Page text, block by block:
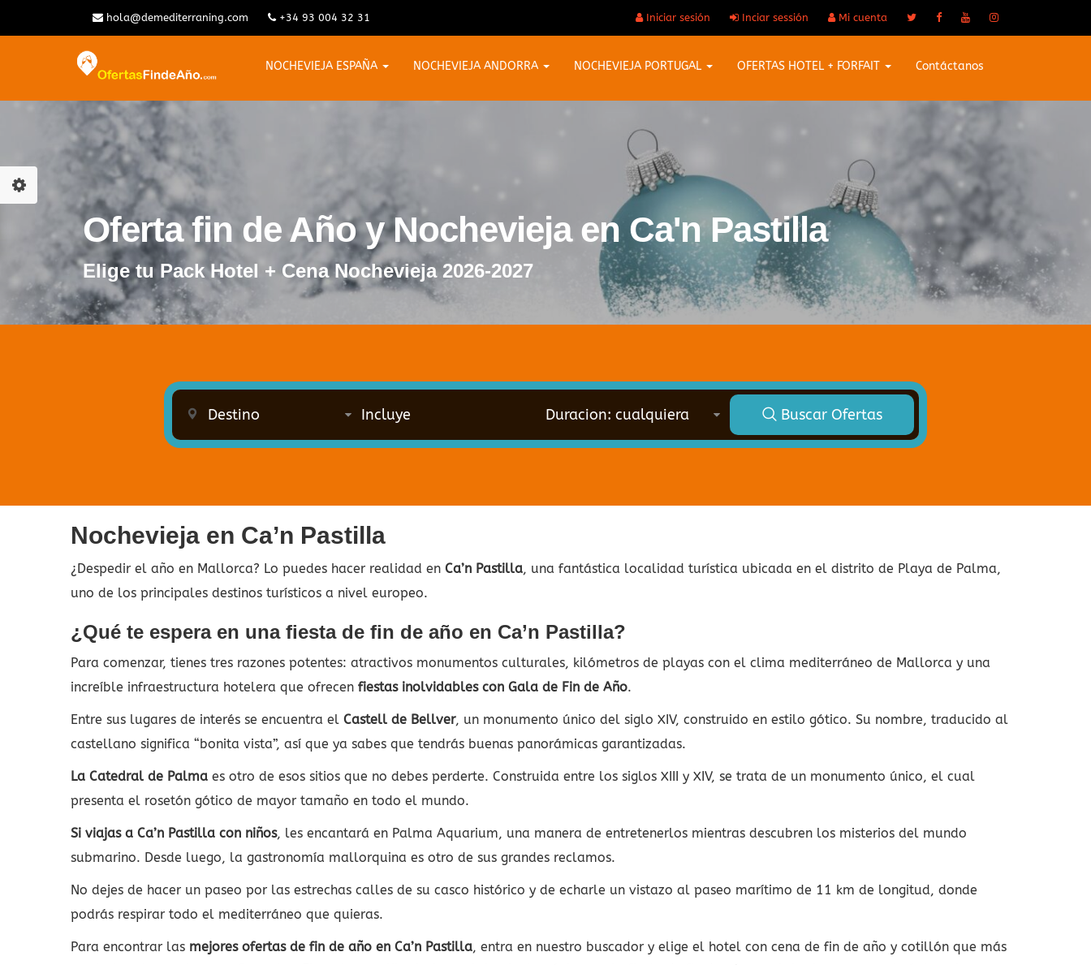
hola@demediterraning.com +34 93 004 32 31 Iniciar sesión Inciar sessión Mi cuenta
NOCHEVIEJA ESPAÑA NOCHEVIEJA ANDORRA NOCHEVIEJA PORTUGAL OFERTAS HOTEL + FORFAIT Contáctanos
Oferta fin de Año y Nochevieja en Ca'n Pastilla
Elige tu Pack Hotel + Cena Nochevieja 2026-2027
Incluye Buscar Ofertas
Nochevieja en Ca’n Pastilla
¿Despedir el año en Mallorca? Lo puedes hacer realidad en Ca’n Pastilla, una fantástica localidad turística ubicada en el distrito de Playa de Palma,
uno de los principales destinos turísticos a nivel europeo.
¿Qué te espera en una fiesta de fin de año en Ca’n Pastilla?
Para comenzar, tienes tres razones potentes: atractivos monumentos culturales, kilómetros de playas con el clima mediterráneo de Mallorca y una
increíble infraestructura hotelera que ofrecen fiestas inolvidables con Gala de Fin de Año.
Entre sus lugares de interés se encuentra el Castell de Bellver, un monumento único del siglo XIV, construido en estilo gótico. Su nombre, traducido al
castellano significa “bonita vista”, así que ya sabes que tendrás buenas panorámicas garantizadas.
La Catedral de Palma es otro de esos sitios que no debes perderte. Construida entre los siglos XIII y XIV, se trata de un monumento único, el cual
presenta el rosetón gótico de mayor tamaño en todo el mundo.
Si viajas a Ca’n Pastilla con niños, les encantará en Palma Aquarium, una manera de entretenerlos mientras descubren los misterios del mundo
submarino. Desde luego, la gastronomía mallorquina es otro de sus grandes reclamos.
No dejes de hacer un paseo por las estrechas calles de su casco histórico y de echarle un vistazo al paseo marítimo de 11 km de longitud, donde
podrás respirar todo el mediterráneo que quieras.
Para encontrar las mejores ofertas de fin de año en Ca’n Pastilla, entra en nuestro buscador y elige el hotel con cena de fin de año y cotillón que más